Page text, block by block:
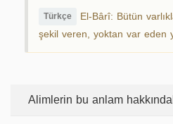
Türkçe El-Bârî: Bütün
şekil veren, yoktan var eden
Alimlerin bu anlam